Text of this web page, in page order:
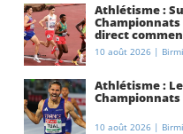
Athlétisme :
Championnats
direct
Etienne
10 août 2026 |
Athlétisme :
Championnats
10 août 2026 |